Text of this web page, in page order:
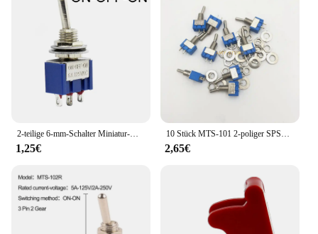
2-teilige 6-mm-Schalter Miniatur-Kippschalter einpolige, wasserdichte Mini-Kappe, mikro elektronische Geräte, ein-aus-ein 6a
1,25€
10 Stück MTS-101 2-poliger SPST-Schalter EIN-AUS 2 Positionen AC125V/6A 250V/3A 6mm blaue Mini-Kippschalter
2,65€